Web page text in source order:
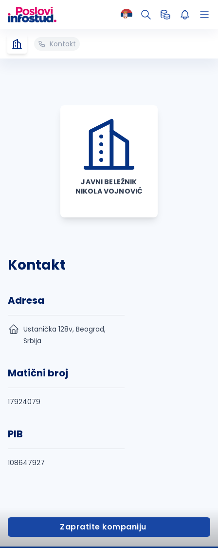
Kontakt
JAVNI BELEŽNIK
NIKOLA VOJNOVIĆ
Kontakt
Adresa
Ustanička 128v, Beograd,
Srbija
Matični broj
17924079
PIB
108647927
Zapratite kompaniju